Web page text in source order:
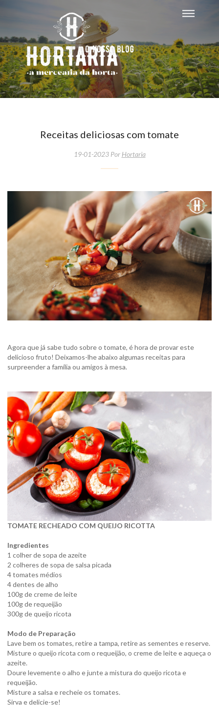
O nosso blog
Receitas deliciosas com tomate
19-01-2023 Por Hortaria
Agora que já sabe tudo sobre o tomate, é hora de provar este
delicioso fruto! Deixamos-lhe abaixo algumas receitas para
surpreender a família ou amigos à mesa.
TOMATE RECHEADO COM QUEIJO RICOTTA
Ingredientes
1 colher de sopa de azeite
2 colheres de sopa de salsa picada
4 tomates médios
4 dentes de alho
100g de creme de leite
100g de requeijão
300g de queijo ricota
Modo de Preparação
Lave bem os tomates, retire a tampa, retire as sementes e reserve.
Misture o queijo ricota com o requeijão, o creme de leite e aqueça o
azeite.
Doure levemente o alho e junte a mistura do queijo ricota e
requeijão.
Misture a salsa e recheie os tomates.
Sirva e delicie-se!